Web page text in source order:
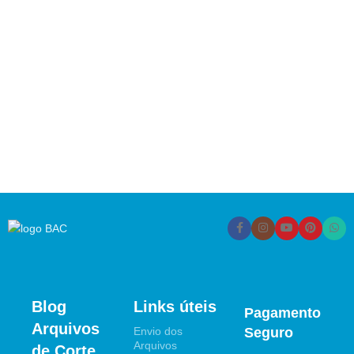
Blog
Arquivos
de Corte
Links úteis
Envio dos
Arquivos
Pagamento
Seguro